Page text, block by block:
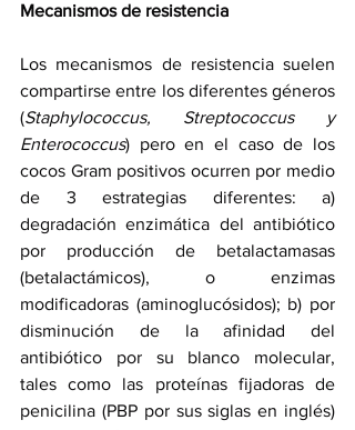
Mecanismos de resistencia
Los mecanismos de resistencia suelen
compartirse entre los diferentes géneros
(Staphylococcus, Streptococcus y
Enterococcus) pero en el caso de los
cocos Gram positivos ocurren por medio
de 3 estrategias diferentes: a)
degradación enzimática del antibiótico
por producción de betalactamasas
(betalactámicos), o enzimas
modificadoras (aminoglucósidos); b) por
disminución de la afinidad del
antibiótico por su blanco molecular,
tales como las proteínas fijadoras de
penicilina (PBP por sus siglas en inglés)